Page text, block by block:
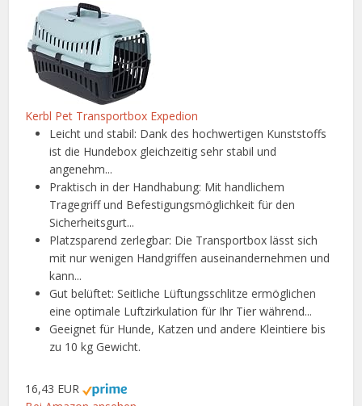
Kerbl Pet Transportbox Expedion
Leicht und stabil: Dank des hochwertigen Kunststoffs
ist die Hundebox gleichzeitig sehr stabil und
angenehm...
Praktisch in der Handhabung: Mit handlichem
Tragegriff und Befestigungsmöglichkeit für den
Sicherheitsgurt...
Platzsparend zerlegbar: Die Transportbox lässt sich
mit nur wenigen Handgriffen auseinandernehmen und
kann...
Gut belüftet: Seitliche Lüftungsschlitze ermöglichen
eine optimale Luftzirkulation für Ihr Tier während...
Geeignet für Hunde, Katzen und andere Kleintiere bis
zu 10 kg Gewicht.
16,43 EUR